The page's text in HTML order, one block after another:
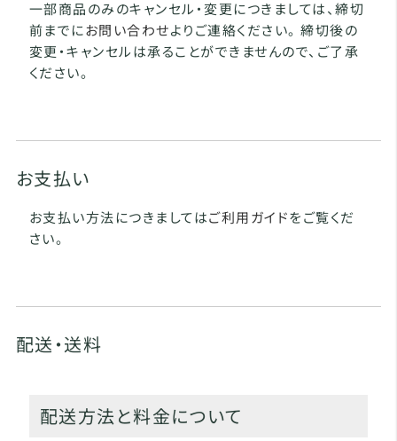
一部商品のみのキャンセル・変更につきましては、締切
前までにお問い合わせよりご連絡ください。 締切後の
変更・キャンセルは承ることができませんので、ご了承
ください。
お支払い
お支払い方法につきましてはご利用ガイドをご覧くだ
さい。
配送・送料
配送方法と料金について